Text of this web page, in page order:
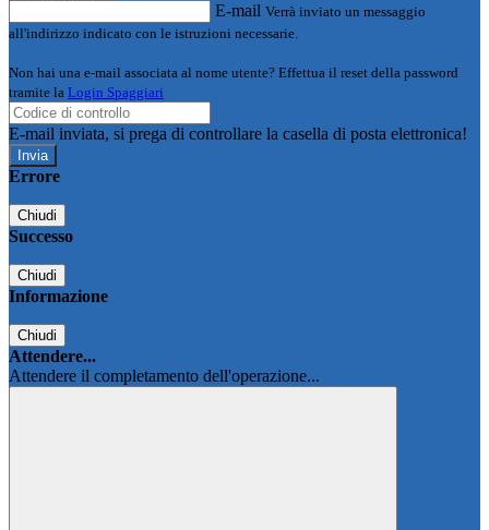
E-mail Verrà inviato un messaggio
all'indirizzo indicato con le istruzioni necessarie.
Non hai una e-mail associata al nome utente? Effettua il reset della password
tramite la Login Spaggiari
E-mail inviata, si prega di controllare la casella di posta elettronica!
Errore
Chiudi
Successo
Chiudi
Informazione
Chiudi
Attendere...
Attendere il completamento dell'operazione...